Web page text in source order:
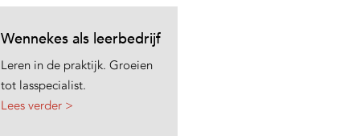
Wennekes als leerbedrijf
Leren in de praktijk. Groeien
tot lasspecialist.
Lees verder >